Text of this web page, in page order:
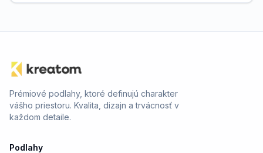
Prémiové podlahy, ktoré definujú charakter
vášho priestoru. Kvalita, dizajn a trvácnosť v
každom detaile.
Podlahy